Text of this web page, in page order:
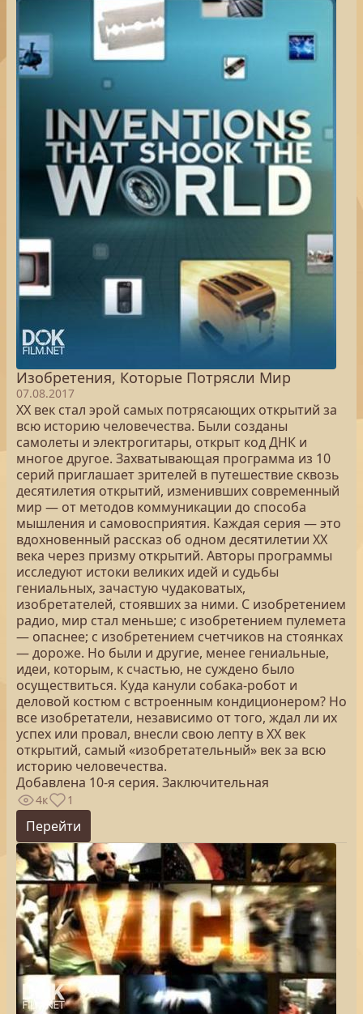
Изобретения, Которые Потрясли Мир
07.08.2017
ХХ век стал эрой самых потрясающих открытий за
всю историю человечества. Были созданы
самолеты и электрогитары, открыт код ДНК и
многое другое. Захватывающая программа из 10
серий приглашает зрителей в путешествие сквозь
десятилетия открытий, изменивших современный
мир — от методов коммуникации до способа
мышления и самовосприятия. Каждая серия — это
вдохновенный рассказ об одном десятилетии ХХ
века через призму открытий. Авторы программы
исследуют истоки великих идей и судьбы
гениальных, зачастую чудаковатых,
изобретателей, стоявших за ними. С изобретением
радио, мир стал меньше; с изобретением пулемета
— опаснее; с изобретением счетчиков на стоянках
— дороже. Но были и другие, менее гениальные,
идеи, которым, к счастью, не суждено было
осуществиться. Куда канули собака-робот и
деловой костюм с встроенным кондиционером? Но
все изобретатели, независимо от того, ждал ли их
успех или провал, внесли свою лепту в ХХ век
открытий, самый «изобретательный» век за всю
историю человечества.
Добавлена 10-я серия. Заключительная
4к 1
Перейти